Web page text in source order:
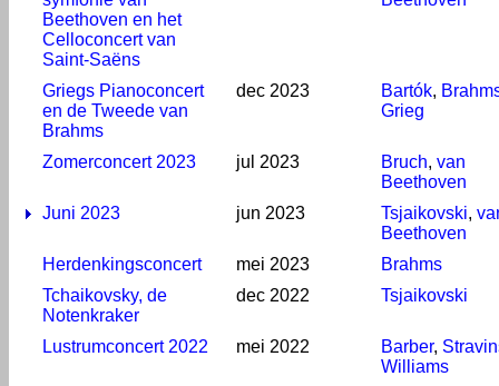
Beethoven en het
Celloconcert van
Saint-Saëns
Griegs Pianoconcert
en de Tweede van
Brahms
dec 2023 Bartók,
Grieg
Zomerconcert 2023 jul 2023 Bruch, van
Beethoven
Juni 2023
jun 2023 Tsjaikovski,
Beethoven
Herdenkingsconcert
mei 2023
Brahms
Tchaikovsky, de
Notenkraker
dec 2022 Tsjaikovski
Lustrumconcert 2022 mei 2022 Barber,
Williams